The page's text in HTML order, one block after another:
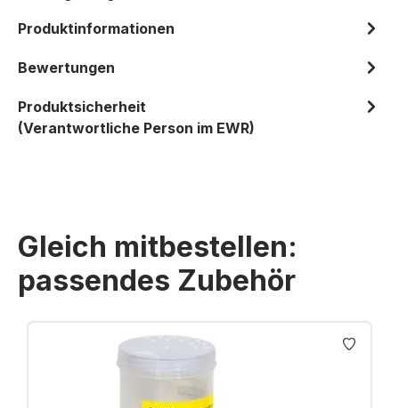
Produktinformationen
Bewertungen
Produktsicherheit
(Verantwortliche Person im EWR)
Gleich mitbestellen:
passendes Zubehör
Produktgalerie überspringen